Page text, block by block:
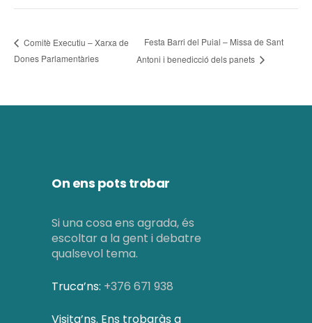
Comitè Executiu – Xarxa de
Dones Parlamentàries
Festa Barri del Puial – Missa de Sant
Antoni i benedicció dels panets
On ens pots trobar
Si una cosa ens agrada, és
escoltar a la gent i debatre
qualsevol tema.
Truca’ns: +376 671 938
Visita’ns. Ens trobaràs a